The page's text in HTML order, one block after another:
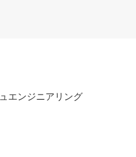
エンジニアリング